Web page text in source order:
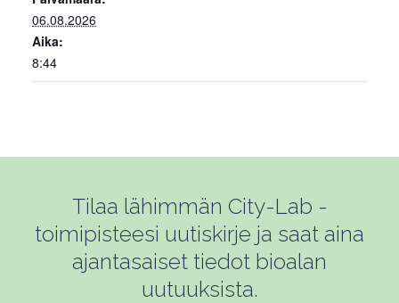
06.08.2026
Aika:
8:44
Tilaa lähimmän City-Lab -
toimipisteesi uutiskirje ja saat aina
ajantasaiset tiedot bioalan
uutuuksista.